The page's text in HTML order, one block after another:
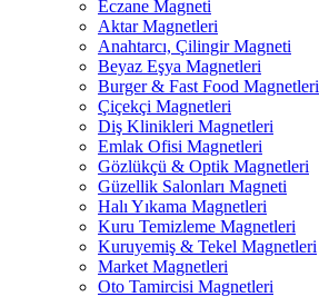
Eczane Magneti
Aktar Magnetleri
Anahtarcı, Çilingir Magneti
Beyaz Eşya Magnetleri
Burger & Fast Food Magnetleri
Çiçekçi Magnetleri
Diş Klinikleri Magnetleri
Emlak Ofisi Magnetleri
Gözlükçü & Optik Magnetleri
Güzellik Salonları Magneti
Halı Yıkama Magnetleri
Kuru Temizleme Magnetleri
Kuruyemiş & Tekel Magnetleri
Market Magnetleri
Oto Tamircisi Magnetleri